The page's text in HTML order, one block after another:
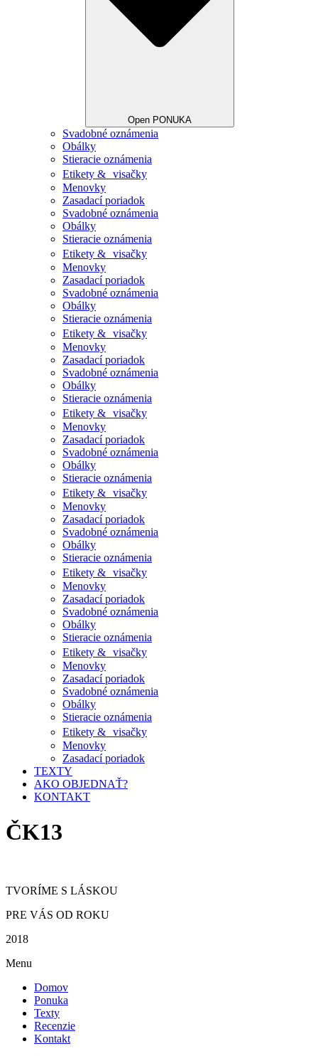
Open PONUKA
Svadobné oznámenia
Obálky
Stieracie oznámenia
Etikety & visačky
Menovky
Zasadací poriadok
Svadobné oznámenia
Obálky
Stieracie oznámenia
Etikety & visačky
Menovky
Zasadací poriadok
Svadobné oznámenia
Obálky
Stieracie oznámenia
Etikety & visačky
Menovky
Zasadací poriadok
Svadobné oznámenia
Obálky
Stieracie oznámenia
Etikety & visačky
Menovky
Zasadací poriadok
Svadobné oznámenia
Obálky
Stieracie oznámenia
Etikety & visačky
Menovky
Zasadací poriadok
Svadobné oznámenia
Obálky
Stieracie oznámenia
Etikety & visačky
Menovky
Zasadací poriadok
Svadobné oznámenia
Obálky
Stieracie oznámenia
Etikety & visačky
Menovky
Zasadací poriadok
Svadobné oznámenia
Obálky
Stieracie oznámenia
Etikety & visačky
Menovky
Zasadací poriadok
TEXTY
AKO OBJEDNAŤ?
KONTAKT
ČK13
TVORÍME S LÁSKOU
PRE VÁS OD ROKU
2018
Menu
Domov
Ponuka
Texty
Recenzie
Kontakt